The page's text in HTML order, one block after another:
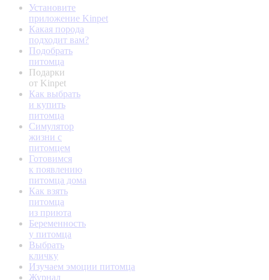
Установите
приложение Kinpet
Какая порода
подходит вам?
Подобрать
питомца
Подарки
от Kinpet
Как выбрать
и купить
питомца
Симулятор
жизни с
питомцем
Готовимся
к появлению
питомца дома
Как взять
питомца
из приюта
Беременность
у питомца
Выбрать
кличку
Изучаем эмоции питомца
Журнал